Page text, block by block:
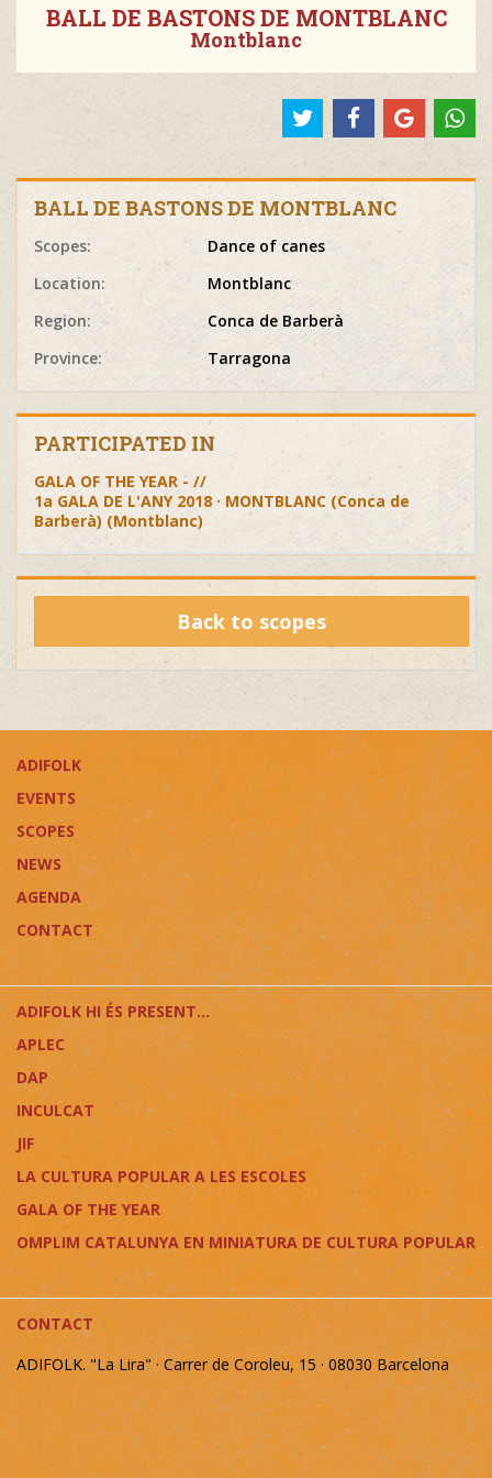
BALL DE BASTONS DE MONTBLANC
Montblanc
BALL DE BASTONS DE MONTBLANC
Scopes:
Dance of canes
Location:
Montblanc
Region:
Conca de Barberà
Province:
Tarragona
PARTICIPATED IN
GALA OF THE YEAR - //
1a GALA DE L'ANY 2018 · MONTBLANC (Conca de
Barberà) (Montblanc)
Back to scopes
ADIFOLK
EVENTS
SCOPES
NEWS
AGENDA
CONTACT
ADIFOLK HI ÉS PRESENT...
APLEC
DAP
INCULCAT
JIF
LA CULTURA POPULAR A LES ESCOLES
GALA OF THE YEAR
OMPLIM CATALUNYA EN MINIATURA DE CULTURA POPULAR
CONTACT
ADIFOLK. "La Lira" · Carrer de Coroleu, 15 · 08030 Barcelona